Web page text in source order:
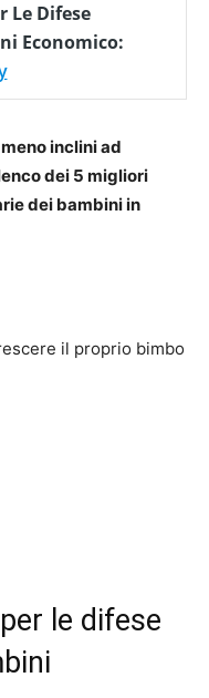
Le Difese
Economico:
inclini ad
dei 5 migliori
dei bambini in
il proprio bimbo
le difese